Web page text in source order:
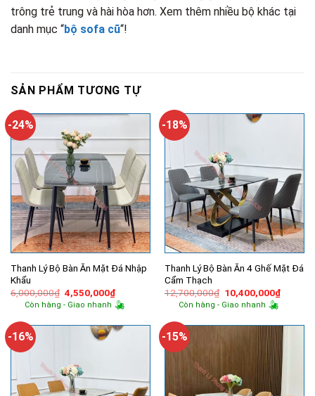
trông trẻ trung và hài hòa hơn. Xem thêm nhiều bộ khác tại
danh mục “bộ sofa cũ“!
SẢN PHẨM TƯƠNG TỰ
-24%
Thanh Lý Bộ Bàn Ăn Mặt Đá Nhập
Khẩu
6,000,000₫ Giá
gốc
là:
4,550,000₫Giá
hiện
tại
4,550,000₫.
Còn hàng - Giao nhanh
-18%
Thanh Lý Bộ Bàn Ăn 4 Ghế Mặt Đá
Cẩm Thạch
12,700,000₫ Giá
gốc
là:
10,400,000₫Giá
hiện
Còn hàng - Giao nhanh
-16% -15%